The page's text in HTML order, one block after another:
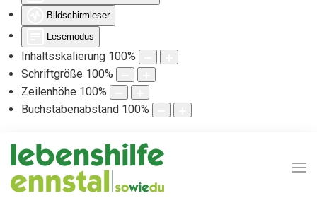
Bildschirmleser
Lesemodus
Inhaltsskalierung 100%
Schriftgröße 100%
Zeilenhöhe 100%
Buchstabenabstand 100%